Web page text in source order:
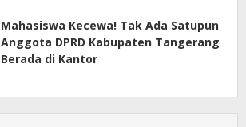
Mahasiswa Kecewa! Tak Ada Satupun
Anggota DPRD Kabupaten Tangerang
Berada di Kantor